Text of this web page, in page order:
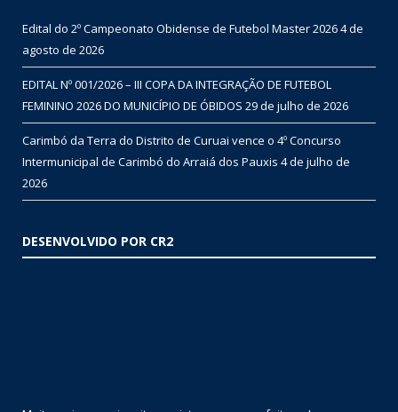
Edital do 2º Campeonato Obidense de Futebol Master 20264 de
agosto de 2026
EDITAL Nº 001/2026 – III COPA DA INTEGRAÇÃO DE FUTEBOL
FEMININO 2026 DO MUNICÍPIO DE ÓBIDOS 29 de julho de 2026
Carimbó da Terra do Distrito de Curuai vence o 4º Concurso
Intermunicipal de Carimbó do Arraiá dos Pauxis 4 de julho de
2026
DESENVOLVIDO POR CR2